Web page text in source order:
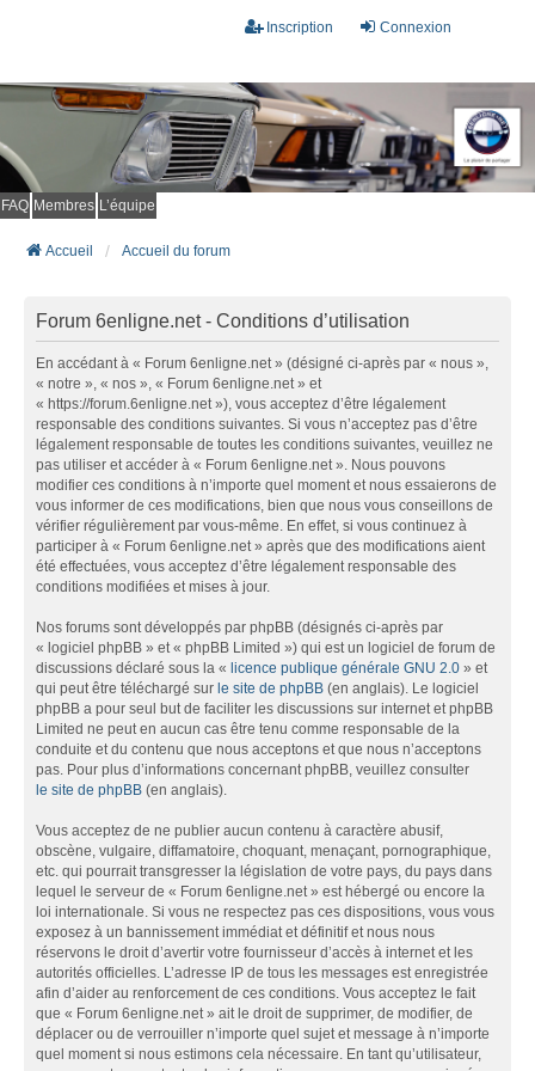
Connexion
Inscription
FAQ Membres L’équipe
Accueil Accueil du forum
Forum 6enligne.net - Conditions d’utilisation
En accédant à « Forum 6enligne.net » (désigné ci-après par « nous »,
« notre », « nos », « Forum 6enligne.net » et
« https://forum.6enligne.net »), vous acceptez d’être légalement
responsable des conditions suivantes. Si vous n’acceptez pas d’être
légalement responsable de toutes les conditions suivantes, veuillez ne
pas utiliser et accéder à « Forum 6enligne.net ». Nous pouvons
modifier ces conditions à n’importe quel moment et nous essaierons de
vous informer de ces modifications, bien que nous vous conseillons de
vérifier régulièrement par vous-même. En effet, si vous continuez à
participer à « Forum 6enligne.net » après que des modifications aient
été effectuées, vous acceptez d’être légalement responsable des
conditions modifiées et mises à jour.
Nos forums sont développés par phpBB (désignés ci-après par
« logiciel phpBB » et « phpBB Limited ») qui est un logiciel de forum de
discussions déclaré sous la « licence publique générale GNU 2.0 » et
qui peut être téléchargé sur le site de phpBB (en anglais). Le logiciel
phpBB a pour seul but de faciliter les discussions sur internet et phpBB
Limited ne peut en aucun cas être tenu comme responsable de la
conduite et du contenu que nous acceptons et que nous n’acceptons
pas. Pour plus d’informations concernant phpBB, veuillez consulter
le site de phpBB (en anglais).
Vous acceptez de ne publier aucun contenu à caractère abusif,
obscène, vulgaire, diffamatoire, choquant, menaçant, pornographique,
etc. qui pourrait transgresser la législation de votre pays, du pays dans
lequel le serveur de « Forum 6enligne.net » est hébergé ou encore la
loi internationale. Si vous ne respectez pas ces dispositions, vous vous
exposez à un bannissement immédiat et définitif et nous nous
réservons le droit d’avertir votre fournisseur d’accès à internet et les
autorités officielles. L’adresse IP de tous les messages est enregistrée
afin d’aider au renforcement de ces conditions. Vous acceptez le fait
que « Forum 6enligne.net » ait le droit de supprimer, de modifier, de
déplacer ou de verrouiller n’importe quel sujet et message à n’importe
quel moment si nous estimons cela nécessaire. En tant qu’utilisateur,